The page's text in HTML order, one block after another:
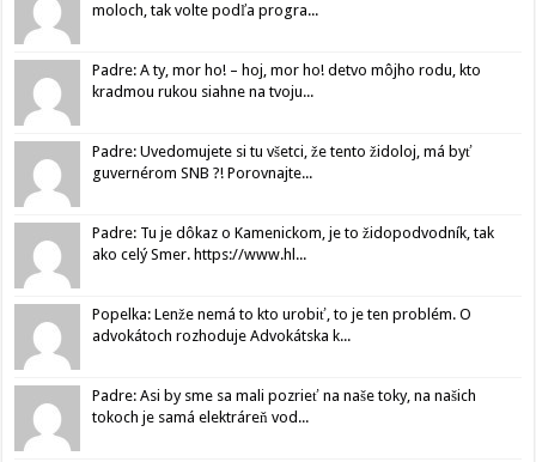
moloch, tak volte podľa progra...
Padre: A ty, mor ho! – hoj, mor ho! detvo môjho rodu, kto
kradmou rukou siahne na tvoju...
Padre: Uvedomujete si tu všetci, že tento židoloj, má byť
guvernérom SNB ?! Porovnajte...
Padre: Tu je dôkaz o Kamenickom, je to židopodvodník, tak
ako celý Smer. https://www.hl...
Popelka: Lenže nemá to kto urobiť, to je ten problém. O
advokátoch rozhoduje Advokátska k...
Padre: Asi by sme sa mali pozrieť na naše toky, na našich
tokoch je samá elektráreň vod...